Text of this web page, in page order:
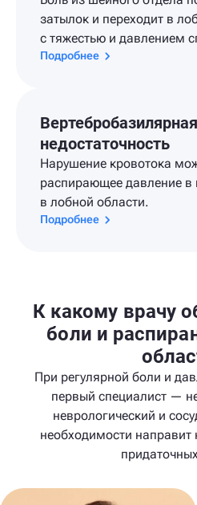
затылок и переходит в
с тяжестью и давлением
Подробнее
Вертебробазилярная
недостаточность
Нарушение кровотока
распирающее давление в
в лобной области.
Подробнее
К какому врачу
боли и
При регулярной боли и
первый специалист —
неврологический и
необходимости